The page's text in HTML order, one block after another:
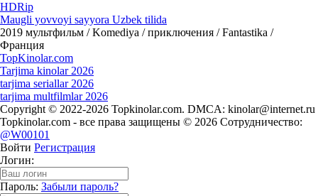
HDRip
Maugli yovvoyi sayyora Uzbek tilida
2019 мультфильм / Komediya / приключения / Fantastika /
Франция
TopKinolar.com
Tarjima kinolar 2026
tarjima seriallar 2026
tarjima multfilmlar 2026
Copyright © 2022-2026 Topkinolar.com. DMCA: kinolar@internet.ru
Topkinolar.com - все права защищены © 2026 Сотрудничество:
@W00101
Войти Регистрация
Логин:
Пароль: Забыли пароль?